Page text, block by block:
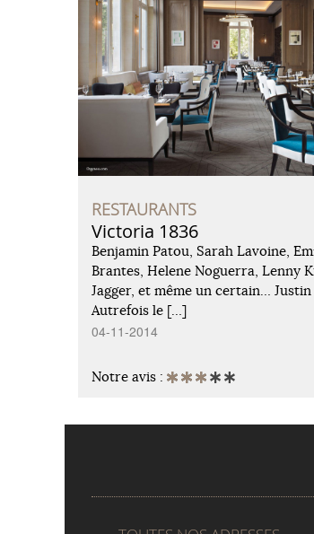
RESTAURANTS
Victoria 1836
Benjamin Patou, Sarah Lavoine,
Brantes, Helene Noguerra, Lenny
Jagger, et même un certain…
Autrefois le […]
04-11-2014
Notre avis :